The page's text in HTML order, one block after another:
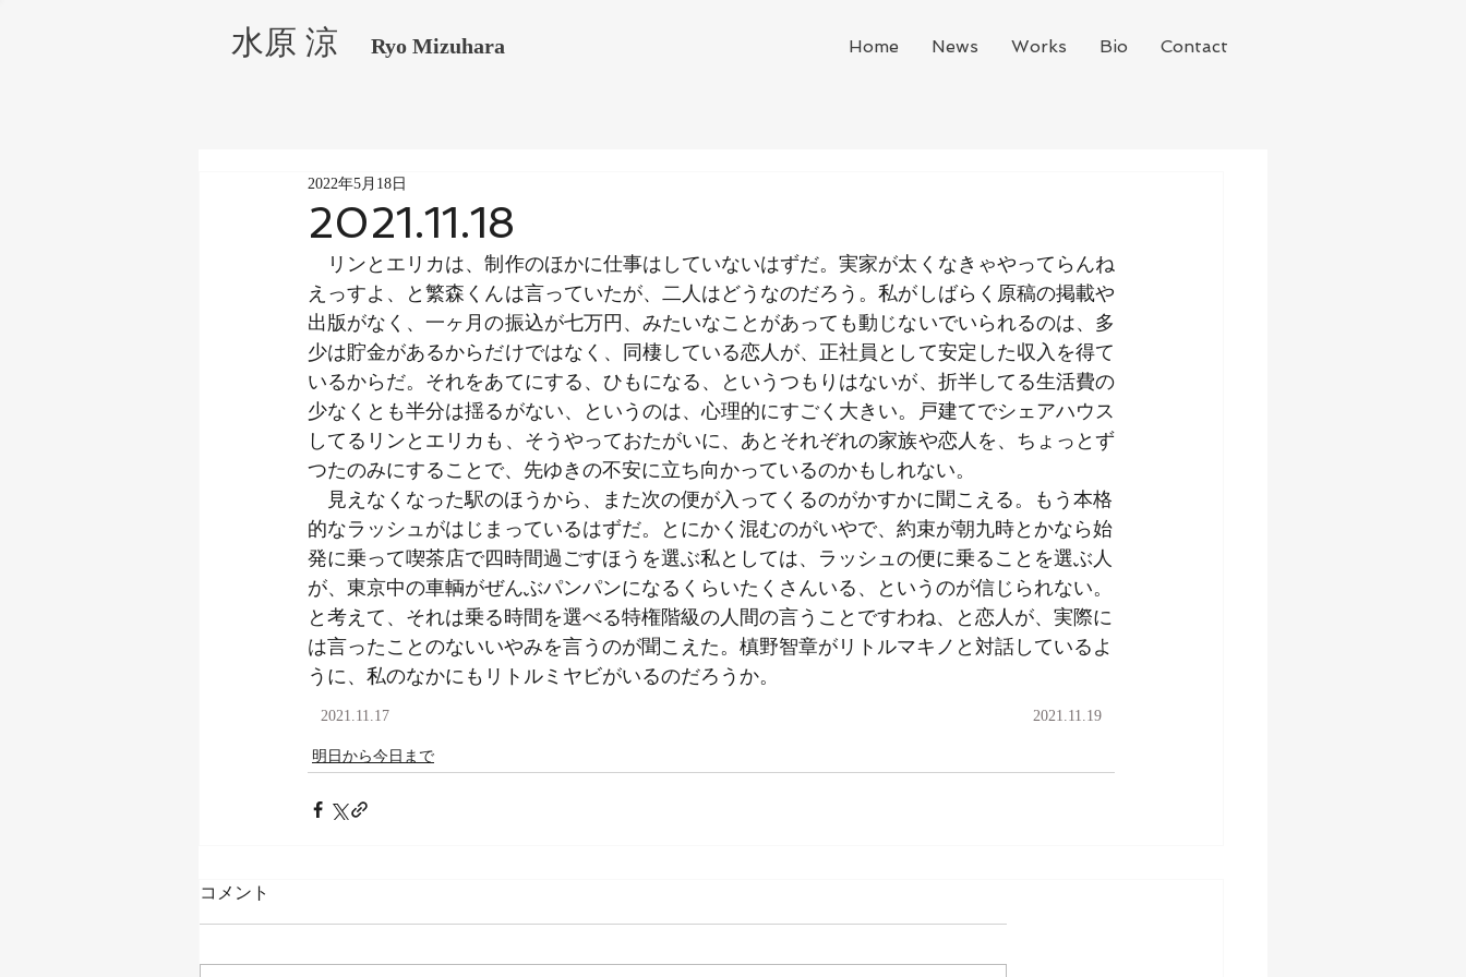
水原 涼 Ryo Mizuhara Home News Works Bio Contact
2021.11.18
2022年5月18日
リンとエリカは、制作のほかに仕事はしていないはずだ。実家が太くなきゃやってらんね
えっすよ、と繁森くんは言っていたが、二人はどうなのだろう。私がしばらく原稿の掲載や
出版がなく、一ヶ月の振込が七万円、みたいなことがあっても動じないでいられるのは、多
少は貯金があるからだけではなく、同棲している恋人が、正社員として安定した収入を得て
いるからだ。それをあてにする、ひもになる、というつもりはないが、折半してる生活費の
少なくとも半分は揺るがない、というのは、心理的にすごく大きい。戸建てでシェアハウス
してるリンとエリカも、そうやっておたがいに、あとそれぞれの家族や恋人を、ちょっとず
つたのみにすることで、先ゆきの不安に立ち向かっているのかもしれない。
見えなくなった駅のほうから、また次の便が入ってくるのがかすかに聞こえる。もう本格
的なラッシュがはじまっているはずだ。とにかく混むのがいやで、約束が朝九時とかなら始
発に乗って喫茶店で四時間過ごすほうを選ぶ私としては、ラッシュの便に乗ることを選ぶ人
が、東京中の車輌がぜんぶパンパンになるくらいたくさんいる、というのが信じられない。
と考えて、それは乗る時間を選べる特権階級の人間の言うことですわね、と恋人が、実際に
は言ったことのないいやみを言うのが聞こえた。槙野智章がリトルマキノと対話しているよ
うに、私のなかにもリトルミヤビがいるのだろうか。
2021.11.19
2021.11.17
明日から今日まで
コメント